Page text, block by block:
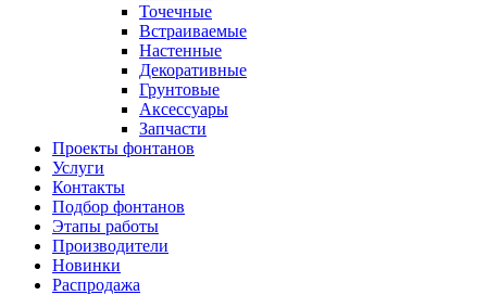
Точечные
Встраиваемые
Настенные
Декоративные
Грунтовые
Аксессуары
Запчасти
Проекты фонтанов
Услуги
Контакты
Подбор фонтанов
Этапы работы
Производители
Новинки
Распродажа